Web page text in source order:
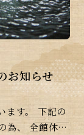
お知らせ
ます。 下記の
為、 全館休館